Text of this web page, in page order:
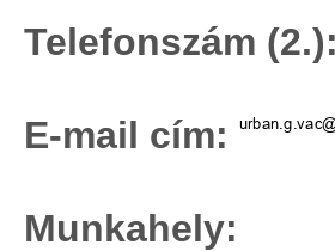
Telefonszám (2.):
E-mail cím:
Munkahely: